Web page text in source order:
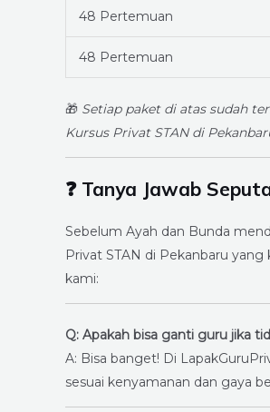
48 Pertemuan
48 Pertemuan
🎁 Setiap paket di atas sudah
Kursus Privat STAN di
❓ Tanya Jawab
Sebelum Ayah dan Bunda
Privat STAN di Pekanbaru
kami:
Q: Apakah bisa ganti guru jika
A: Bisa banget! Di
sesuai kenyamanan dan gaya